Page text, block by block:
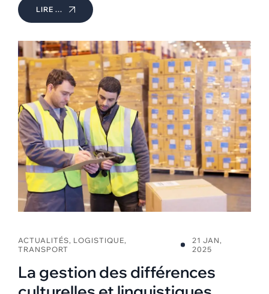
LIRE ...
ACTUALITÉS, LOGISTIQUE,
TRANSPORT
21 JAN,
2025
La gestion des différences